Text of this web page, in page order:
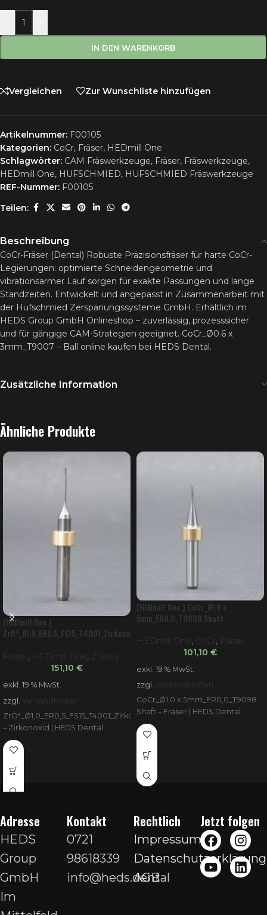
IN DEN WARENKORB
Vergleichen Zur Wunschliste hinzufügen
Artikelnummer: F00105
Kategorien: CoCr, Fräser, HEDmill One
Schlagwörter: CAM Fräswerkzeuge, Fräser, Fräswerkzeuge,
HEDmill One, HUFSCHMIED, HUFSCHMIED Fräswerkzeuge
REF-Nummer: F00105
Teilen:
Beschreibung
CoCr-Fräser (Dental) Robuste Präzisionsfräser für harte CoCr-
Legierungen: optimierte Schneidengeometrie und
vibrationsarmer Lauf sorgen für exakte Passungen und lange
Standzeiten. Entwickelt und angepasst in Zusammenarbeit mit
der Hufschmied Zerspanungssysteme GmbH. Erhältlich im
HEDS Group GmbH Onlineshop – zuverlässig, prozesssicher
und für gängige CAM-Strategien geeignet. CoCr_Ø0.6 x
3mm_T9007 – Ball online kaufen bei HEDS Dental.
Zusätzliche Information
Ähnliche Produkte
[HEDmill One.]
ZrO²_Ø1,0_ER0,5_FS15_T4001_Zirkona
Fräser , HEDmill One, Zirkon
151,10 €
exkl. 19 % MwSt.
zzgl.
Versandkosten
ZrO²_Ø1,0_ER0,5_FS15_T4001_Zirkonator
– Zirkonoxid | HEDS Dental
[HEDmill One.] CoCr_Ø1,0 x
5mm_ER0,0_T9098 Shaft
HEDmill One, CoCr , Fräser
101,10 €
exkl. 19 % MwSt.
zzgl. Versandkosten
CoCr_Ø1,0 x 5mm_ER0,0_T9098
Shaft – Fräser | HEDS Dental
Adresse
HEDS
Group
GmbH
Im
Kontakt
0721
98618339
info@heds.dental
Rechtlich
Impressum
Datenschutzerklärung
AGB
Jetzt folgen